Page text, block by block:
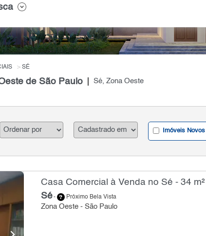
SÉ
de São Paulo Sé, Zona Oeste
Imóveis Novos
Casa Comercial à Venda no Sé - 34 m²
Sé- Próximo Bela Vista
Zona Oeste - São Paulo